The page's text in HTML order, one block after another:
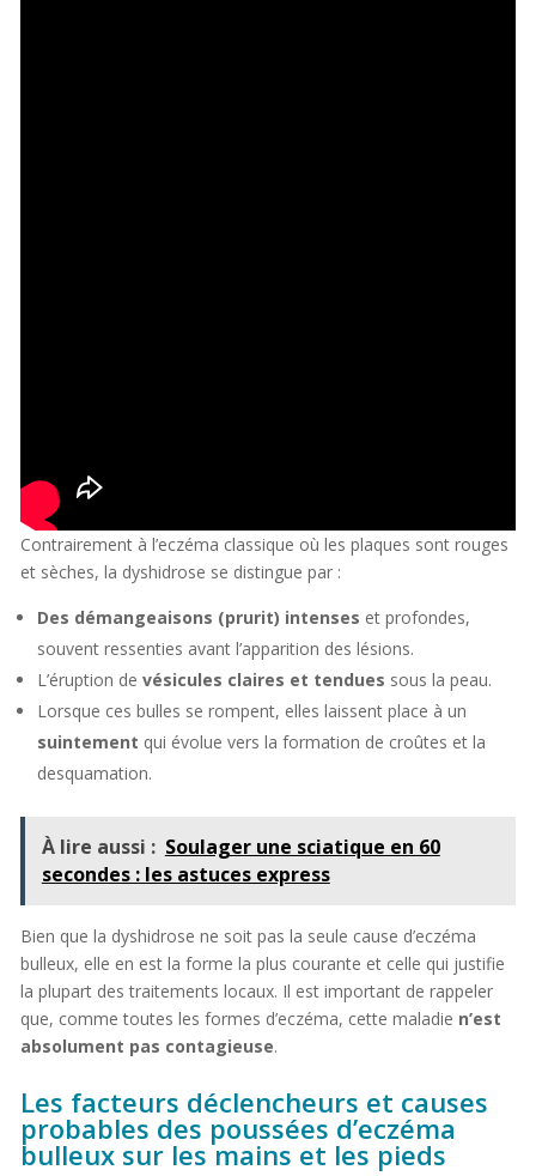
Contrairement à l’eczéma classique où les plaques sont rouges
et sèches, la dyshidrose se distingue par :
Des démangeaisons (prurit) intenses et profondes,
souvent ressenties avant l’apparition des lésions.
L’éruption de vésicules claires et tendues sous la peau.
Lorsque ces bulles se rompent, elles laissent place à un
suintement qui évolue vers la formation de croûtes et la
desquamation.
À lire aussi : Soulager une sciatique en 60
secondes : les astuces express
Bien que la dyshidrose ne soit pas la seule cause d’eczéma
bulleux, elle en est la forme la plus courante et celle qui justifie
la plupart des traitements locaux. Il est important de rappeler
que, comme toutes les formes d’eczéma, cette maladie n’est
absolument pas contagieuse.
Les facteurs déclencheurs et causes
probables des poussées d’eczéma
bulleux sur les mains et les pieds